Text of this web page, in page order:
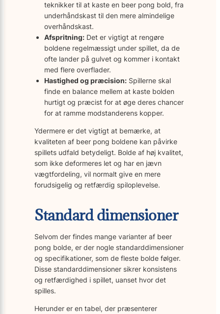
teknikker til at kaste en beer pong bold, fra
underhåndskast til den mere almindelige
overhåndskast.
Afspritning: Det er vigtigt at rengøre
boldene regelmæssigt under spillet, da de
ofte lander på gulvet og kommer i kontakt
med flere overflader.
Hastighed og præcision: Spillerne skal
finde en balance mellem at kaste bolden
hurtigt og præcist for at øge deres chancer
for at ramme modstanderens kopper.
Ydermere er det vigtigt at bemærke, at
kvaliteten af beer pong boldene kan påvirke
spillets udfald betydeligt. Bolde af høj kvalitet,
som ikke deformeres let og har en jævn
vægtfordeling, vil normalt give en mere
forudsigelig og retfærdig spiloplevelse.
Standard dimensioner
Selvom der findes mange varianter af beer
pong bolde, er der nogle standarddimensioner
og specifikationer, som de fleste bolde følger.
Disse standarddimensioner sikrer konsistens
og retfærdighed i spillet, uanset hvor det
spilles.
Herunder er en tabel, der præsenterer